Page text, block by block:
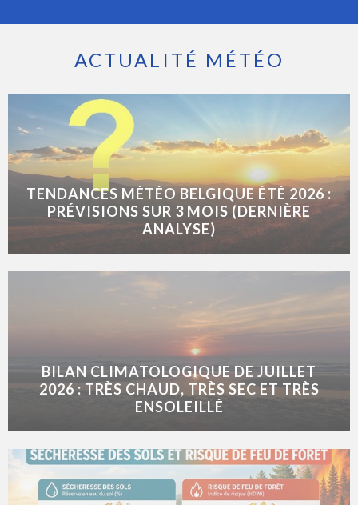
ACTUALITÉ MÉTÉO
TENDANCES MÉTÉO BELGIQUE ÉTÉ 2026 :
PRÉVISIONS SUR 3 MOIS (DERNIÈRE
ANALYSE)
BILAN CLIMATOLOGIQUE DE JUILLET
2026 : TRÈS CHAUD, TRÈS SEC ET TRÈS
ENSOLEILLÉ